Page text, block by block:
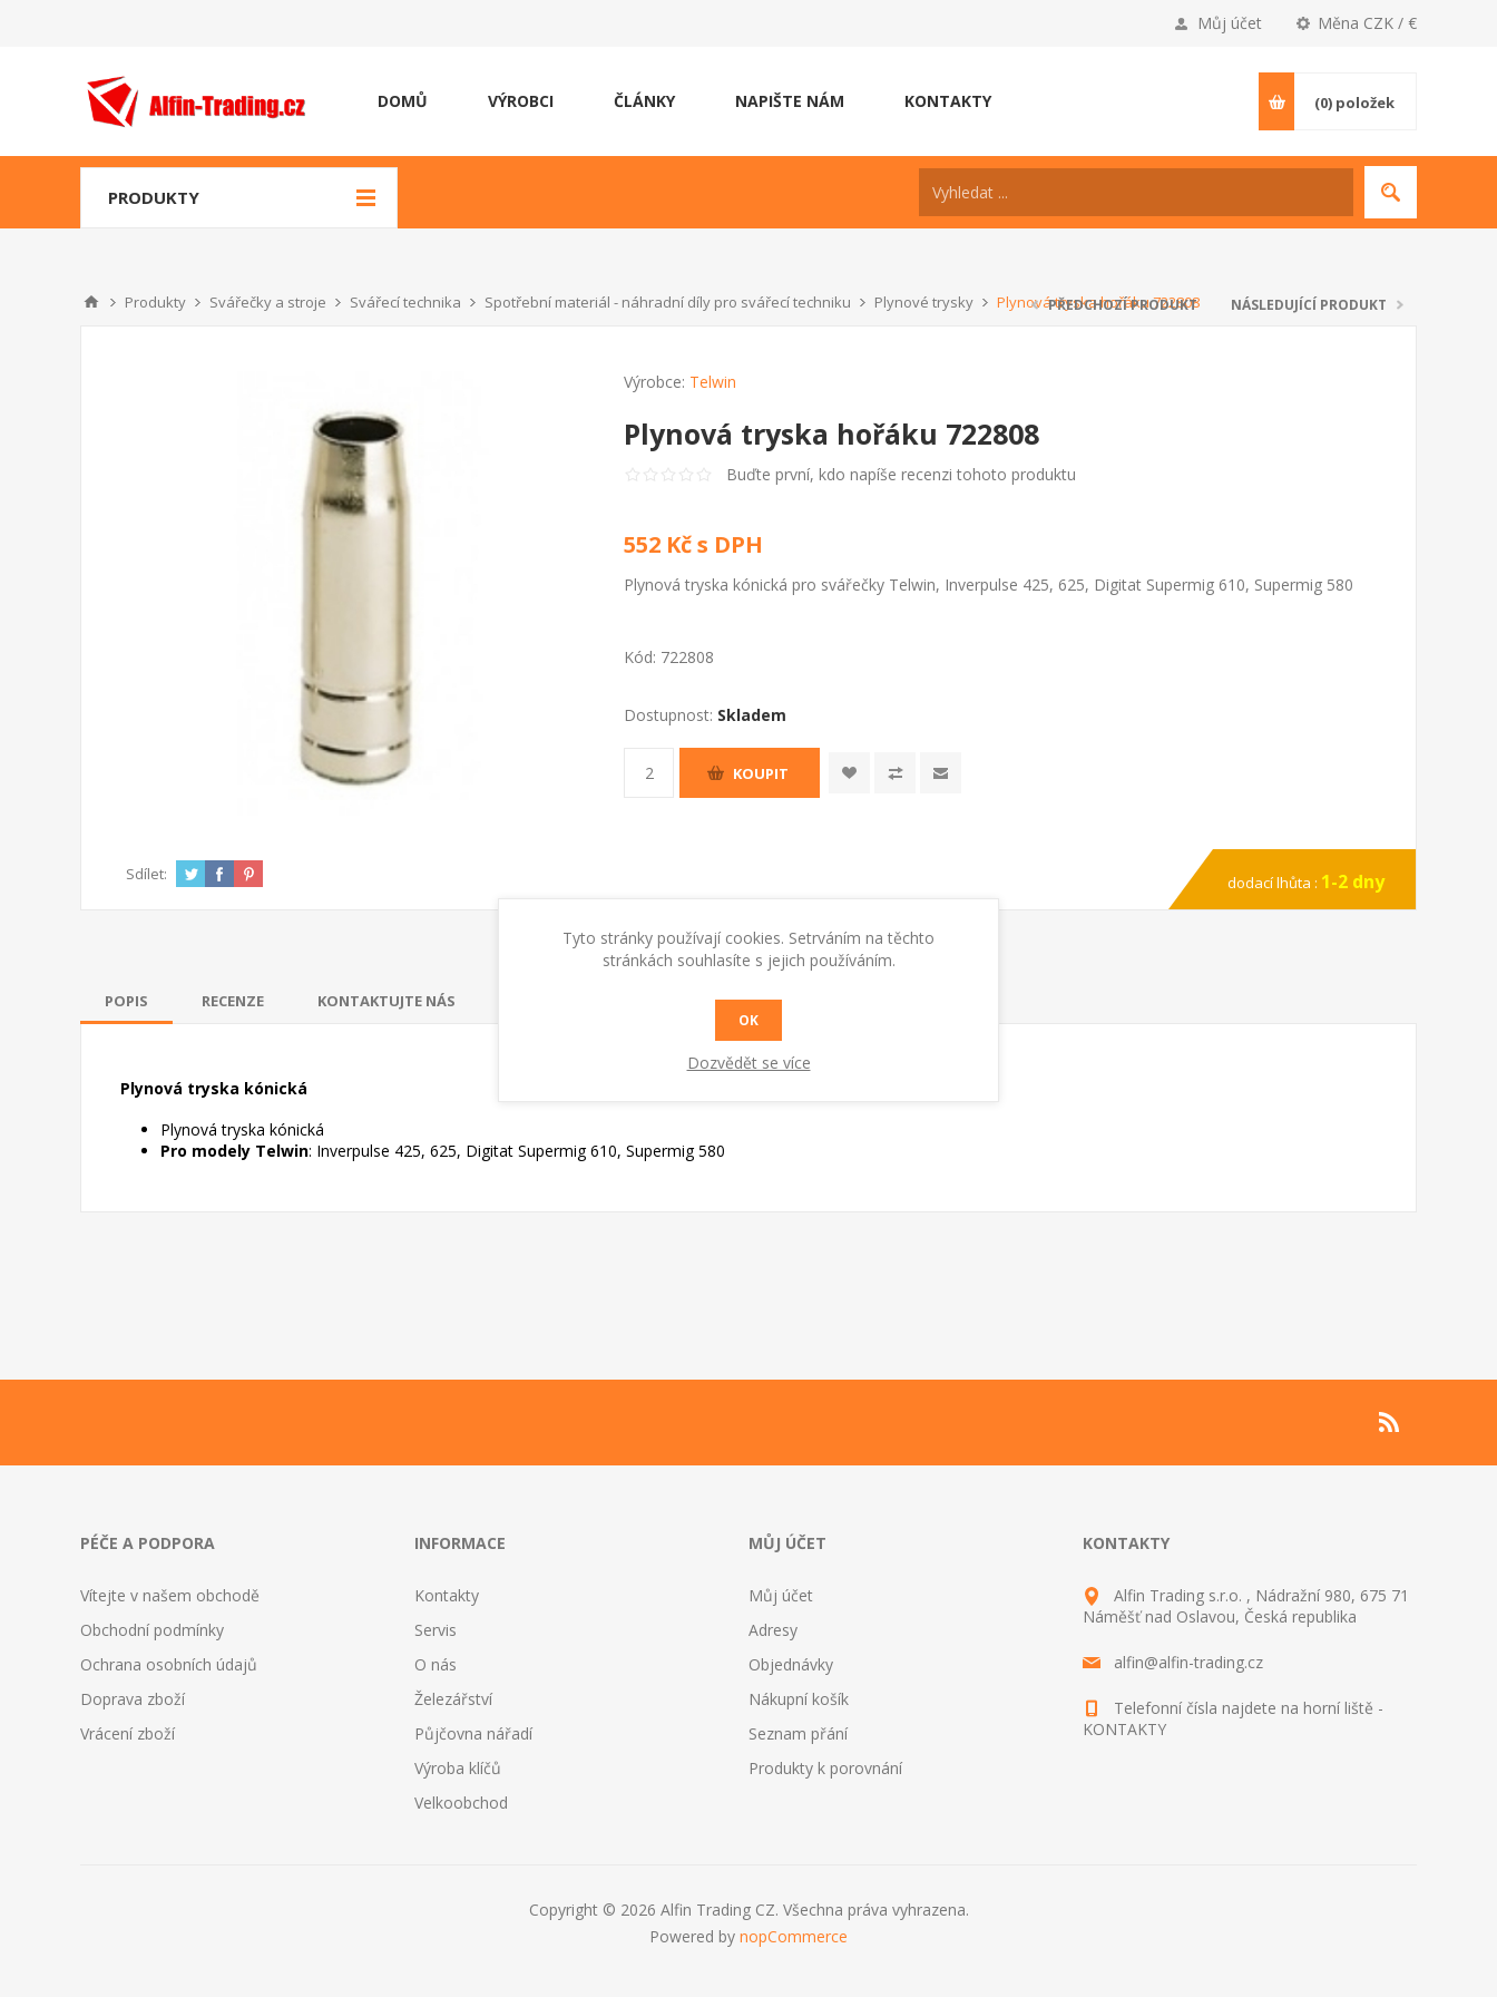
Měna CZK / €
Můj účet
DOMŮ VÝROBCI ČLÁNKY NAPIŠTE NÁM KONTAKTY (0) položek
PRODUKTY
Produkty Svářečky a stroje Svářecí technika Spotřební materiál - náhradní díly pro svářecí techniku Plynové trysky Plynová tryska hořáku 722808
PŘEDCHOZÍ PRODUKT NÁSLEDUJÍCÍ PRODUKT
Výrobce: Telwin
Plynová tryska hořáku 722808
Buďte první, kdo napíše recenzi tohoto produktu
552 Kč s DPH
Plynová tryska kónická pro svářečky Telwin, Inverpulse 425, 625, Digitat Supermig 610, Supermig 580
Kód: 722808
Dostupnost: Skladem
KOUPIT
Sdílet: dodací lhůta : 1-2 dny
POPIS RECENZE KONTAKTUJTE NÁS
Plynová tryska kónická
Plynová tryska kónická
Pro modely Telwin: Inverpulse 425, 625, Digitat Supermig 610, Supermig 580
PÉČE A PODPORA
Vítejte v našem obchodě
Obchodní podmínky
Ochrana osobních údajů
Doprava zboží
Vrácení zboží
INFORMACE
Kontakty
Servis
O nás
Železářství
Půjčovna nářadí
Výroba klíčů
Velkoobchod
MŮJ ÚČET
Můj účet
Adresy
Objednávky
Nákupní košík
Seznam přání
Produkty k porovnání
KONTAKTY
Alfin Trading s.r.o. , Nádražní 980, 675 71
Náměšť nad Oslavou, Česká republika
alfin@alfin-trading.cz
Telefonní čísla najdete na horní liště -
KONTAKTY
Copyright © 2026 Alfin Trading CZ. Všechna práva vyhrazena.
Powered by nopCommerce
Tyto stránky používají cookies. Setrváním na těchto
stránkách souhlasíte s jejich používáním.
OK
Dozvědět se více